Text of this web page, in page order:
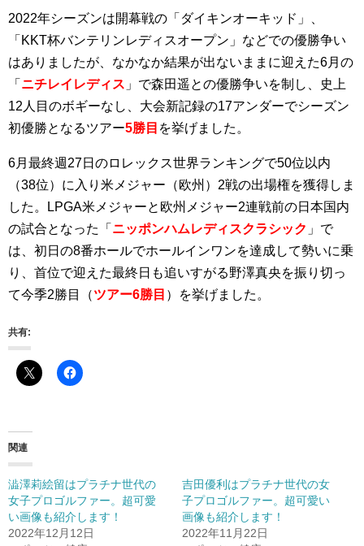
2022年シーズンは開幕戦の「ダイキンオーキッド」、
「KKT杯バンテリンレディスオープン」などでの優勝争い
はありましたが、なかなか結果が出ないままに迎えた6月の
「 ニチレイレディス 」で森田遥との優勝争いを制し、史上
12人目のボギーなし、大会新記録の17アンダーでシーズン
初優勝となるツアー5勝目 を挙げました。
6月最終週27日のロレックス世界ランキングで50位以内
（38位）に入り米メジャー（欧州）2戦の出場権を獲得しま
した。LPGA米メジャーと欧州メジャー2連戦前の日本国内
の試合となった「 ニッポンハムレディスクラシック 」で
は、初日の8番ホールでホールインワンを達成して勢いに乗
り、首位で迎えた最終日も追いすがる野澤真央を振り切っ
て今季2勝目（ツアー6勝目 ）を挙げました。
共有:
関連
澁澤莉絵留はプラチナ世代の
女子プロゴルファー。超可愛
い画像も紹介します！
2022年12月12日
吉田優利はプラチナ世代の女
子プロゴルファー。超可愛い
画像も紹介します！
2022年11月22日